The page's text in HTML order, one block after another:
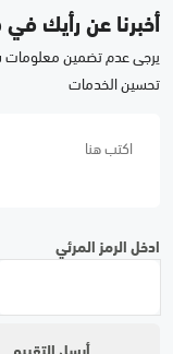
أخبرنا عن رأيك
يرجى عدم تضمين معلومات
تحسين الخدمات
ادخل الرمز المرئي